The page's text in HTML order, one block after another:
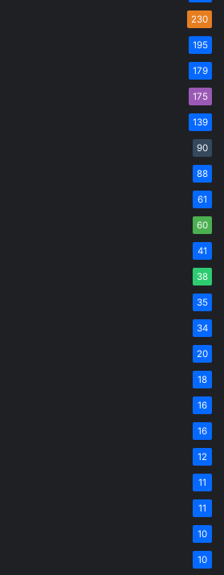
230
195
179
175
139
90
88
61
60
41
38
35
34
20
18
16
16
12
11
11
10
10